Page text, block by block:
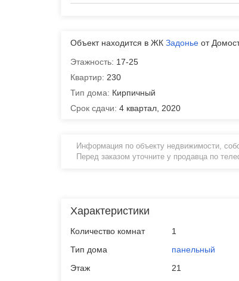
Объект находится в ЖК Задонье от
Этажность: 17-25
Квартир: 230
Тип дома: Кирпичный
Срок сдачи: 4 квартал, 2020
Информация по объекту недвижимости,
Перед заказом уточните у продавца по
Характеристики
Количество комнат
1
Тип дома
панельный
Этаж
21